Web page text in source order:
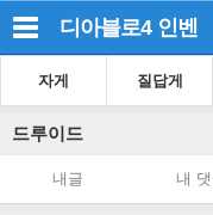
디아블로4 인벤
자게 질답게
드루이드
내글 내